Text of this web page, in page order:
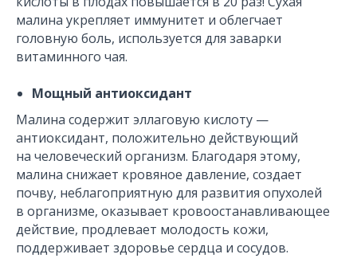
малина укрепляет иммунитет и облегчает
головную боль, используется для заварки
витаминного чая.
Мощный антиоксидант
Малина содержит эллаговую кислоту —
антиоксидант, положительно действующий
на человеческий организм. Благодаря этому,
малина снижает кровяное давление, создает
почву, неблагоприятную для развития опухолей
в организме, оказывает кровоостанавливающее
действие, продлевает молодость кожи,
поддерживает здоровье сердца и сосудов.